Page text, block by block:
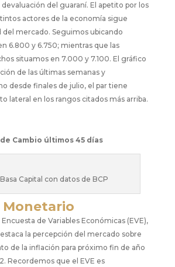
del guaraní. El apetito por los
actores de la economía sigue
del mercado. Seguimos ubicando
6.800 y 6.750; mientras que las
situamos en 7.000 y 7.100. El gráfico
de las últimas semanas y
desde finales de julio, el par tiene
lateral en los rangos citados más arriba.
Cambio últimos 45 días
Capital con datos de BCP
Monetario
de Variables Económicas (EVE),
la percepción del mercado sobre
de la inflación para próximo fin de año
Recordemos que el EVE es